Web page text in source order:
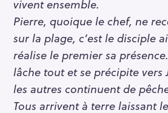
vivent ensemble.
Pierre, quoique le chef, ne
sur la plage, c’est le disciple
réalise le premier sa
lâche tout et se précipite vers
les autres continuent de
Tous arrivent à terre laissant